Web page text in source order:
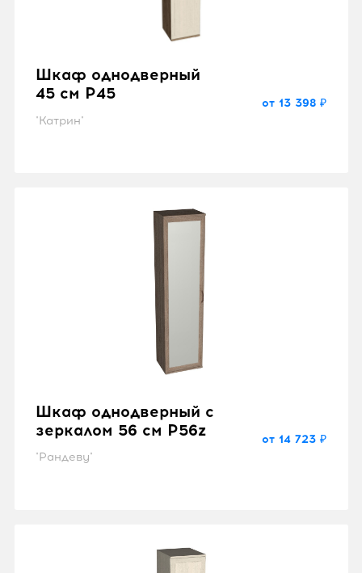
Шкаф однодверный
45 см P45
"Катрин"
от 13 398 ₽
Шкаф однодверный с
зеркалом 56 см P56z
"Рандеву"
от 14 723 ₽